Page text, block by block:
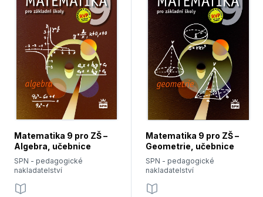
Matematika 9 pro ZŠ –
Algebra, učebnice
SPN - pedagogické
nakladatelství
Matematika 9 pro ZŠ –
Geometrie, učebnice
SPN - pedagogické
nakladatelství